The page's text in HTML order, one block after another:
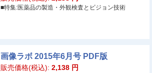
■特集:医薬品の製造・外観検査とビジョン技術
画像ラボ 2015年6月号 PDF版
販売価格(税込): 2,138 円